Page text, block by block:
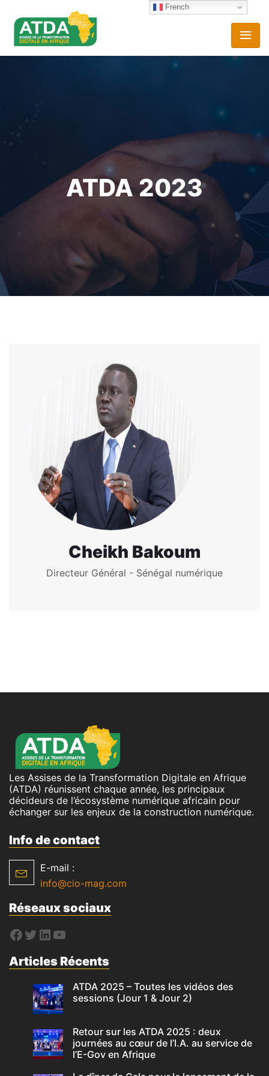
ATDA 2023
Cheikh Bakoum
Directeur Général - Sénégal numérique
Les Assises de la Transformation Digitale en Afrique
(ATDA) réunissent chaque année, les principaux
décideurs de l’écosystème numérique africain pour
échanger sur les enjeux de la construction numérique.
Info de contact
E-mail :
info@cio-mag.com
Réseaux sociaux
Articles Récents
ATDA 2025 – Toutes les vidéos des
sessions (Jour 1 & Jour 2)
Retour sur les ATDA 2025 : deux
journées au cœur de l’I.A. au service de
l’E-Gov en Afrique
French